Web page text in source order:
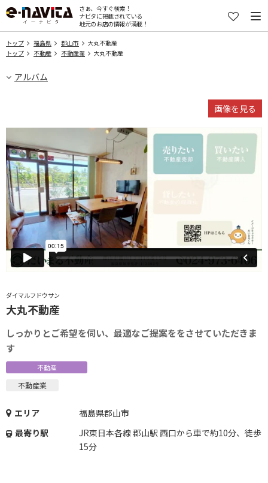
さぁ、今すぐ検索！
ナビタに掲載されている
地元のお店の情報が満載！
トップ 福島県 郡山市
大丸不動産
トップ
不動産 不動産業 大丸不動産
アルバム
ダイマルフドウサン
大丸不動産
しっかりとご希望を伺い、最適なご提案ををさせていただきま
す
不動産
不動産業
エリア
福島県郡山市
最寄り駅
JR東日本各線 郡山駅 西口から車で約10分、徒歩
15分
画像を見る